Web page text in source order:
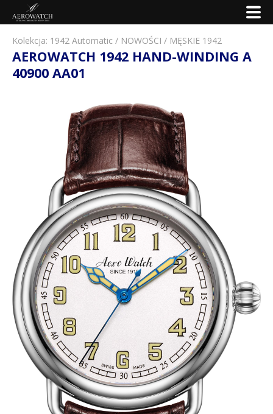
Kolekcja: 1942 Automatic / NOWOŚCI / MĘSKIE 1942
AEROWATCH 1942 HAND-WINDING A
40900 AA01